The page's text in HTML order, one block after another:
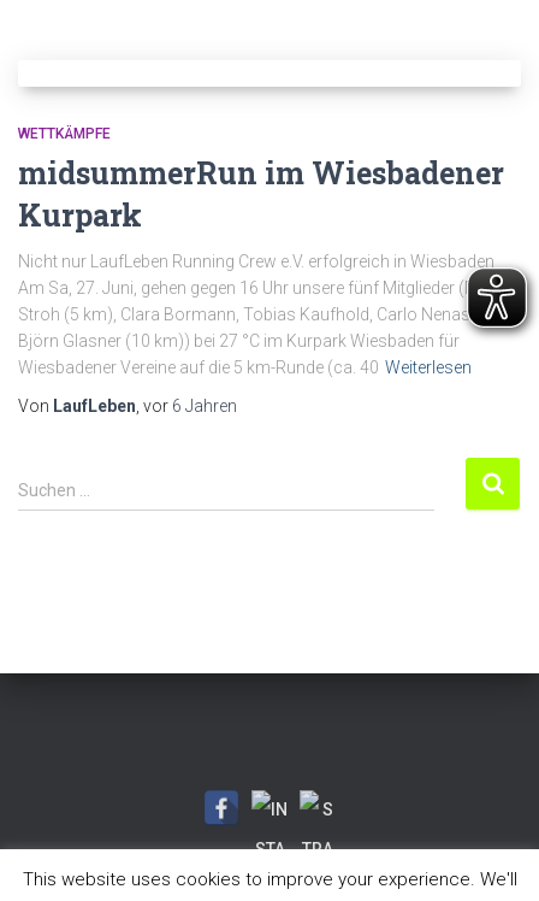
WETTKÄMPFE
midsummerRun im Wiesbadener
Kurpark
Nicht nur LaufLeben Running Crew e.V. erfolgreich in Wiesbaden
Am Sa, 27. Juni, gehen gegen 16 Uhr unsere fünf Mitglieder (Mario
Stroh (5 km), Clara Bormann, Tobias Kaufhold, Carlo Nenast und
Björn Glasner (10 km)) bei 27 °C im Kurpark Wiesbaden für
Wiesbadener Vereine auf die 5 km-Runde (ca. 40 Weiterlesen
Von LaufLeben, vor 6 Jahren
S
u
Suchen …
This website uses cookies to improve your experience. We'll